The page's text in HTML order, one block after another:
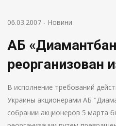
06.03.2007 - Новини
АБ
реорганизован
В исполнение требований
Украины акционерами АБ
собрании акционеров 5 марта